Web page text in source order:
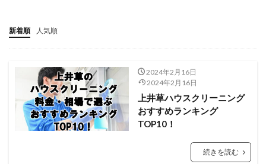
新着順 人気順
2024年2月16日
2024年2月16日
上井草ハウスクリーニング
おすすめランキング
TOP10！
続きを読む